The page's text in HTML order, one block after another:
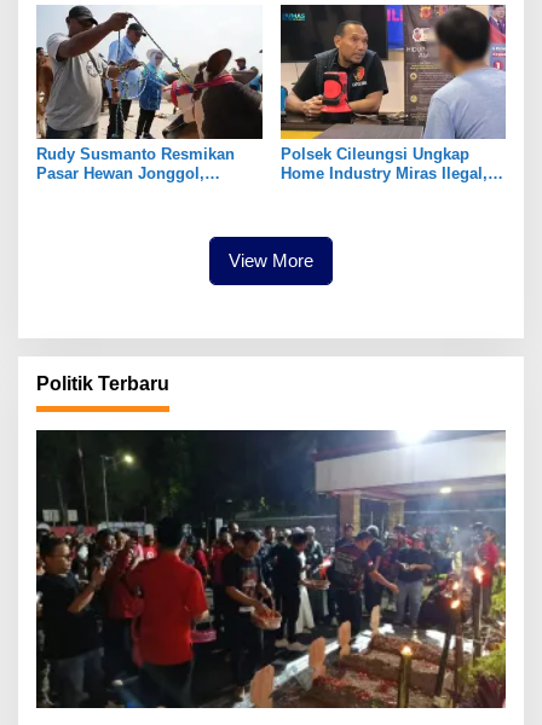
Pembangunan
Rudy Susmanto Resmikan
Pasar Hewan Jonggol,
Polsek Cileungsi Ungkap
Home Industry Miras Ilegal,
View More
Politik Terbaru